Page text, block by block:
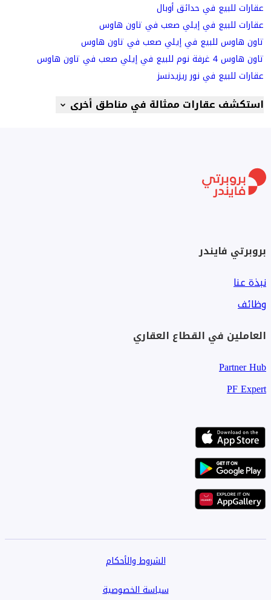
عقارات للبيع في حدائق أوبال
عقارات للبيع في إيلي صعب في تاون هاوس
تاون هاوس للبيع في إيلي صعب في تاون هاوس
تاون هاوس 4 غرفة نوم للبيع في إيلي صعب في تاون هاوس
عقارات للبيع في نور ريزيدنسز
استكشف عقارات ممثالة في مناطق أخرى
بروبرتي فايندر
نبذة عنا
وظائف
العاملين في القطاع العقاري
Partner Hub
PF Expert
الشروط والأحكام
سياسة الخصوصية